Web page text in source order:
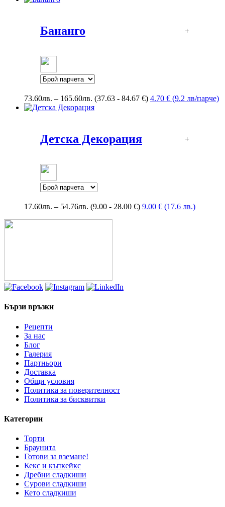
Бананго +
73.60лв. – 165.60лв. Price
range:
(37.63 - 84.67 €) 4.70 € (9.2 лв/парче)
Детска Декорация +
17.60лв. – 54.76лв. Price
(9.00 - 28.00 €) 9.00 € (17.6 лв.)
Бързи връзки
Рецепти
За нас
Блог
Галерия
Партньори
Доставка
Общи условия
Политика за поверителност
Политика за бисквитки
Категории
Торти
Браунита
Готови за вземане!
Кекс и къпкейкс
Дребни сладкиши
Сурови сладкиши
Кето сладкиши